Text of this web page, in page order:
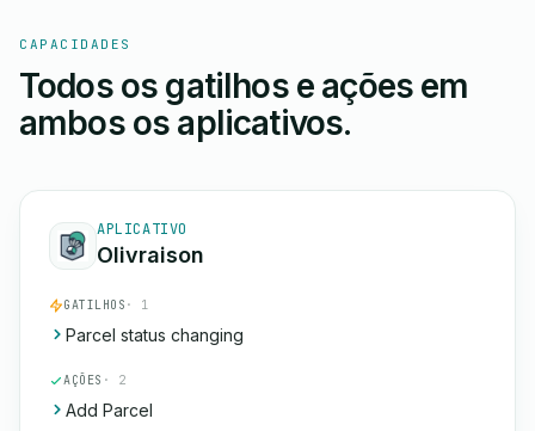
CAPACIDADES
Todos os gatilhos e ações em
ambos os aplicativos.
APLICATIVO
Olivraison
GATILHOS · 1
Parcel status changing
AÇÕES · 2
Add Parcel